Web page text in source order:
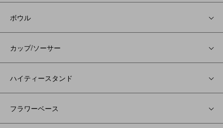
ボウル
カップ/ソーサー
ハイティースタンド
フラワーベース